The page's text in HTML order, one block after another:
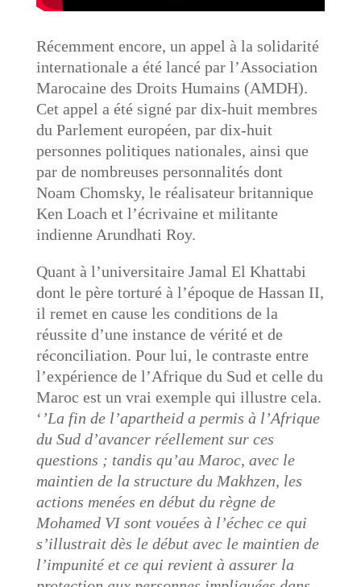
Récemment encore, un appel à la solidarité
internationale a été lancé par l’Association
Marocaine des Droits Humains (AMDH).
Cet appel a été signé par dix-huit membres
du Parlement européen, par dix-huit
personnes politiques nationales, ainsi que
par de nombreuses personnalités dont
Noam Chomsky, le réalisateur britannique
Ken Loach et l’écrivaine et militante
indienne Arundhati Roy.
Quant à l’universitaire Jamal El Khattabi
dont le père torturé à l’époque de Hassan II,
il remet en cause les conditions de la
réussite d’une instance de vérité et de
réconciliation. Pour lui, le contraste entre
l’expérience de l’Afrique du Sud et celle du
Maroc est un vrai exemple qui illustre cela.
‘ ’La fin de l’apartheid a permis à l’Afrique
du Sud d’avancer réellement sur ces
questions ; tandis qu’au Maroc, avec le
maintien de la structure du Makhzen, les
actions menées en début du règne de
Mohamed VI sont vouées à l’échec ce qui
s’illustrait dès le début avec le maintien de
l’impunité et ce qui revient à assurer la